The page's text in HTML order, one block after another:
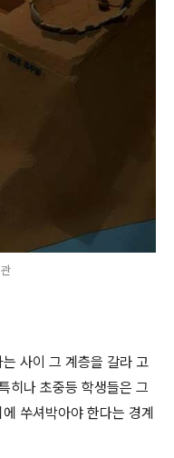
사이 그 계층을 갈라 고
히나 초중등 학생들은 그
쑤셔박아야 한다는 경계